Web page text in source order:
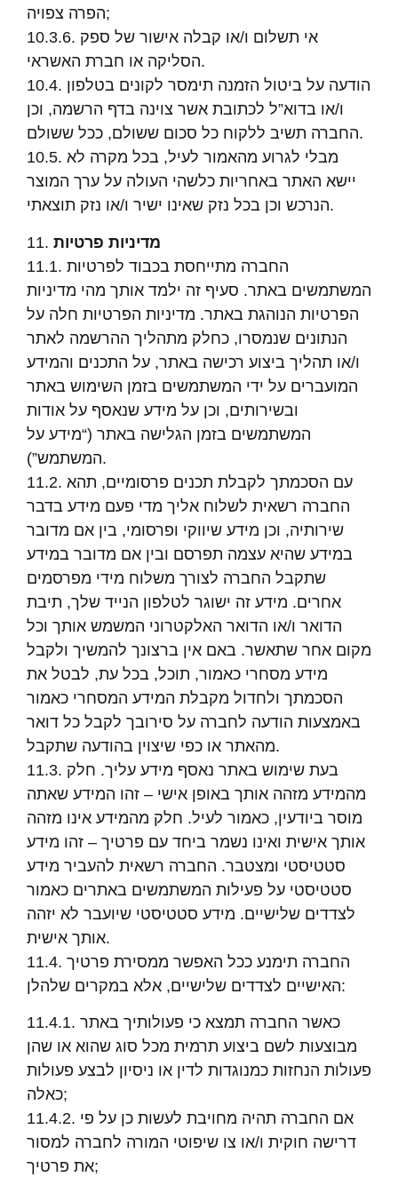
הפרה צפויה;
10.3.6. אי תשלום ו/או קבלה אישור של ספק
הסליקה או חברת האשראי.
10.4. הודעה על ביטול הזמנה תימסר לקונים בטלפון
ו/או בדוא”ל לכתובת אשר צוינה בדף הרשמה, וכן
החברה תשיב ללקוח כל סכום ששולם, ככל ששולם.
10.5. מבלי לגרוע מהאמור לעיל, בכל מקרה לא
יישא האתר באחריות כלשהי העולה על ערך המוצר
הנרכש וכן בכל נזק שאינו ישיר ו/או נזק תוצאתי.
11. מדיניות פרטיות
11.1. החברה מתייחסת בכבוד לפרטיות
המשתמשים באתר. סעיף זה ילמד אותך מהי מדיניות
הפרטיות הנוהגת באתר. מדיניות הפרטיות חלה על
הנתונים שנמסרו, כחלק מתהליך ההרשמה לאתר
ו/או תהליך ביצוע רכישה באתר, על התכנים והמידע
המועברים על ידי המשתמשים בזמן השימוש באתר
ובשירותים, וכן על מידע שנאסף על אודות
המשתמשים בזמן הגלישה באתר (“מידע על
המשתמש”).
11.2. עם הסכמתך לקבלת תכנים פרסומיים, תהא
החברה רשאית לשלוח אליך מדי פעם מידע בדבר
שירותיה, וכן מידע שיווקי ופרסומי, בין אם מדובר
במידע שהיא עצמה תפרסם ובין אם מדובר במידע
שתקבל החברה לצורך משלוח מידי מפרסמים
אחרים. מידע זה ישוגר לטלפון הנייד שלך, תיבת
הדואר ו/או הדואר האלקטרוני המשמש אותך וכל
מקום אחר שתאשר. באם אין ברצונך להמשיך ולקבל
מידע מסחרי כאמור, תוכל, בכל עת, לבטל את
הסכמתך ולחדול מקבלת המידע המסחרי כאמור
באמצעות הודעה לחברה על סירובך לקבל כל דואר
מהאתר או כפי שיצוין בהודעה שתקבל.
11.3. בעת שימוש באתר נאסף מידע עליך. חלק
מהמידע מזהה אותך באופן אישי – זהו המידע שאתה
מוסר ביודעין, כאמור לעיל. חלק מהמידע אינו מזהה
אותך אישית ואינו נשמר ביחד עם פרטיך – זהו מידע
סטטיסטי ומצטבר. החברה רשאית להעביר מידע
סטטיסטי על פעילות המשתמשים באתרים כאמור
לצדדים שלישיים. מידע סטטיסטי שיועבר לא יזהה
אותך אישית.
11.4. החברה תימנע ככל האפשר ממסירת פרטיך
האישיים לצדדים שלישיים, אלא במקרים שלהלן:
11.4.1. כאשר החברה תמצא כי פעולותיך באתר
מבוצעות לשם ביצוע תרמית מכל סוג שהוא או שהן
פעולות הנחזות כמנוגדות לדין או ניסיון לבצע פעולות
כאלה;
11.4.2. אם החברה תהיה מחויבת לעשות כן על פי
דרישה חוקית ו/או צו שיפוטי המורה לחברה למסור
את פרטיך;